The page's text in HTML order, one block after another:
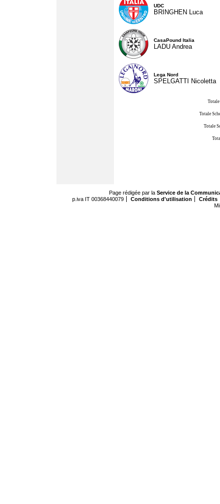
UDC
BRINGHEN Luca
CasaPound Italia
LADU Andrea
Lega Nord
SPELGATTI Nicoletta
Totale
Totale
Page rédigée par la Service de la
p.iva IT 00368440079
Conditions d'utilisation
Crédits